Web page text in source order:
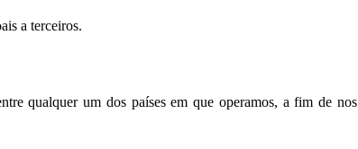
a terceiros.
qualquer um dos países em que operamos, a fim de nos